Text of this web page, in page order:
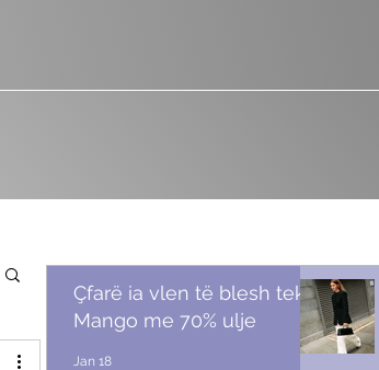
Çfarë ia vlen të blesh tek
Mango me 70% ulje
Jan 18